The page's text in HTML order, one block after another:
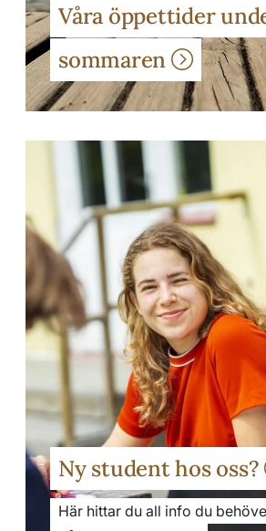
Våra öppettider
sommaren
Ny student hos oss?
Här hittar du all info du